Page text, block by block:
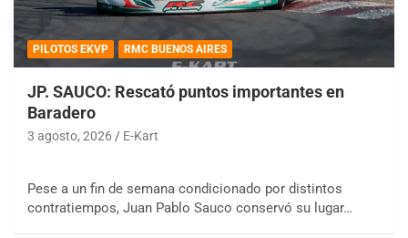
PILOTOS EKVP RMC BUENOS AIRES
JP. SAUCO: Rescató puntos importantes en
Baradero
3 agosto, 2026 E-Kart
Pese a un fin de semana condicionado por distintos
contratiempos, Juan Pablo Sauco conservó su lugar…